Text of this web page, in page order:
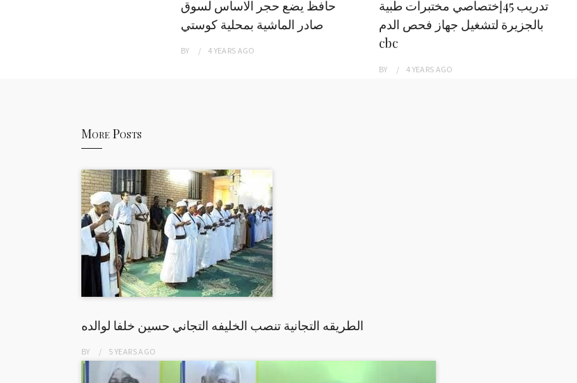
حافظ يضع حجر الاساس لسوق
صادر الماشية بمحلية كوستي
BY 4 YEARS AGO
تدريب 45إختصاصي مختبرات طبية
بالجزيرة لتشغيل جهاز فحص الدم
cbc
BY 4 YEARS AGO
More Posts
الطريقه التجانية تنصب الخليفه التجاني حسين خلفا لوالده
BY 5 YEARSAGO